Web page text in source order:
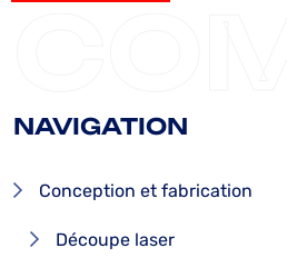
NAVIGATION
Conception et fabrication
Découpe laser